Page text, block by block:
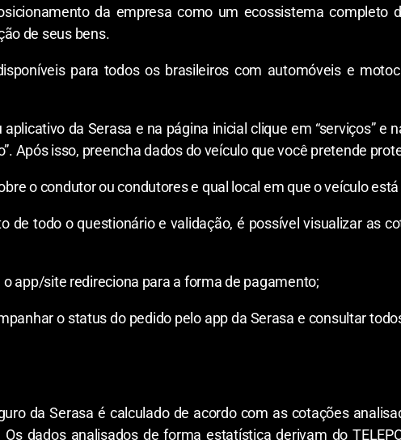
da empresa como um ecossistema completo
de seus bens.
para todos os brasileiros com automóveis e
da Serasa e na página inicial clique em “serviços” e na
Após isso, preencha dados do veículo que você pretende
condutor ou condutores e qual local em que o veículo está
o questionário e validação, é possível visualizar as
site redireciona para a forma de pagamento;
o status do pedido pelo app da Serasa e consultar todos
da Serasa é calculado de acordo com as cotações
dados analisados de forma estatística derivam do